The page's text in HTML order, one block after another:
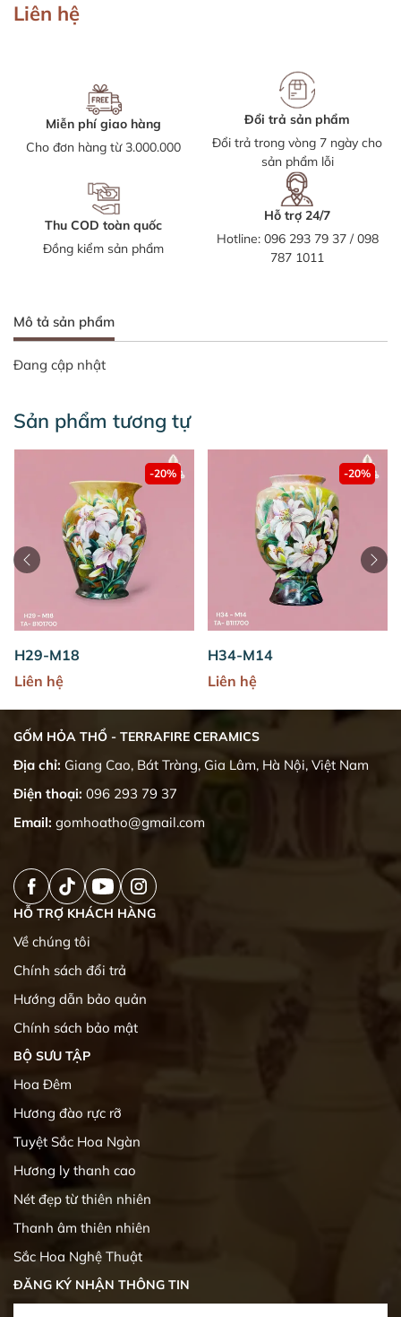
Liên hệ
Miễn phí giao hàng
Cho đơn hàng từ 3.000.000
Đổi trả sản phẩm
Đổi trả trong vòng 7 ngày cho
sản phẩm lỗi
Thu COD toàn quốc
Đồng kiểm sản phẩm
Hỗ trợ 24/7
Hotline: 096 293 79 37/098
787 1011
Mô tả sản phẩm
Đang cập nhật
Sản phẩm tương tự
-20%
H29-M18
Liên hệ
-20%
H34-M14
Liên hệ
GỐM HỎA THỔ - TERRAFIRE CERAMICS
Địa chỉ: Giang Cao, Bát Tràng, Gia Lâm, Hà Nội, Việt Nam
Điện thoại: 096 293 79 37
Email: gomhoatho@gmail.com
HỖ TRỢ KHÁCH HÀNG
Về chúng tôi
Chính sách đổi trả
Hướng dẫn bảo quản
Chính sách bảo mật
BỘ SƯU TẬP
Hoa Đêm
Hương đào rực rỡ
Tuyệt Sắc Hoa Ngàn
Hương ly thanh cao
Nét đẹp từ thiên nhiên
Thanh âm thiên nhiên
Sắc Hoa Nghệ Thuật
ĐĂNG KÝ NHẬN THÔNG TIN